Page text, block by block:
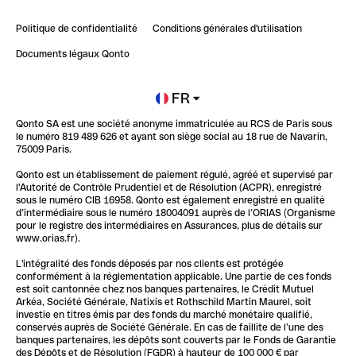
Impact de l'IA sur les carrières/productivité
Blog
Newsroom
Glossaire finance
Politique de confidentialité Conditions générales d'utilisation
Documents légaux Qonto
FR
Qonto SA est une société anonyme immatriculée au RCS de Paris sous
le numéro 819 489 626 et ayant son siège social au 18 rue de Navarin,
75009 Paris.
Qonto est un établissement de paiement régulé, agréé et supervisé par
l'Autorité de Contrôle Prudentiel et de Résolution (ACPR), enregistré
sous le numéro CIB 16958. Qonto est également enregistré en qualité
d’intermédiaire sous le numéro 18004091 auprès de l’ORIAS (Organisme
pour le registre des intermédiaires en Assurances, plus de détails sur
www.orias.fr).
L'intégralité des fonds déposés par nos clients est protégée
conformément à la réglementation applicable. Une partie de ces fonds
est soit cantonnée chez nos banques partenaires, le Crédit Mutuel
Arkéa, Société Générale, Natixis et Rothschild Martin Maurel, soit
investie en titres émis par des fonds du marché monétaire qualifié,
conservés auprès de Société Générale. En cas de faillite de l’une des
banques partenaires, les dépôts sont couverts par le Fonds de Garantie
des Dépôts et de Résolution (FGDR) à hauteur de 100 000 € par